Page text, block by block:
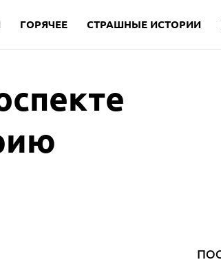
ГОРЯЧЕЕ СТРАШНЫЕ ИСТОРИИ